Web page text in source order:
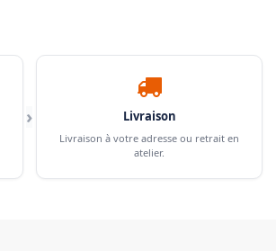
› Livraison
Livraison à votre adresse ou retrait en
atelier.